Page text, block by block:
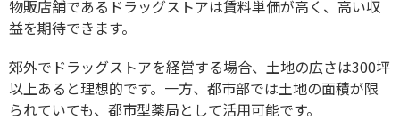
物販店舗であるドラッグストアは賃料単価が高く、高い収
益を期待できます。
郊外でドラッグストアを経営する場合、土地の広さは300坪
以上あると理想的です。一方、都市部では土地の面積が限
られていても、都市型薬局として活用可能です。